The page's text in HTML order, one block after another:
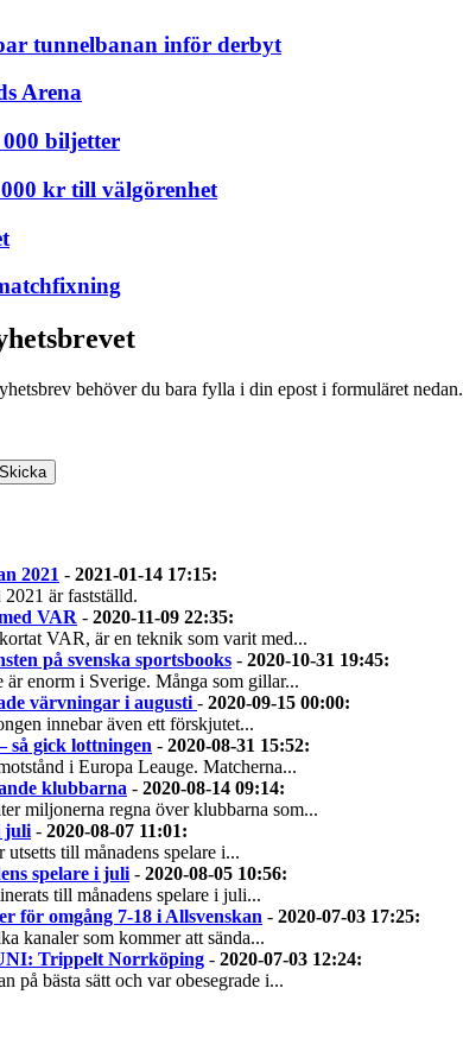
tunnelbanan inför derbyt
Arena
biljetter
kr till välgörenhet
behöver du bara fylla i din epost i formuläret nedan.
2021 - 2021-01-14 17:15:
är fastställd.
VAR - 2020-11-09 22:35:
VAR, är en teknik som varit med...
på svenska sportsbooks - 2020-10-31 19:45:
enorm i Sverige. Många som gillar...
värvningar i augusti - 2020-09-15 00:00:
innebar även ett förskjutet...
så gick lottningen - 2020-08-31 15:52:
i Europa Leauge. Matcherna...
klubbarna - 2020-08-14 09:14:
miljonerna regna över klubbarna som...
juli - 2020-08-07 11:01:
till månadens spelare i...
spelare i juli - 2020-08-05 10:56:
till månadens spelare i juli...
för omgång 7-18 i Allsvenskan - 2020-07-03 17:25:
kanaler som kommer att sända...
Trippelt Norrköping - 2020-07-03 12:24:
på bästa sätt och var obesegrade i...